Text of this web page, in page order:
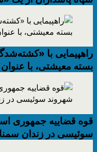
راهپیمایی با
بسته معیشتی، با
قوه قضاییه جمهوری
سوئیسی در زندان